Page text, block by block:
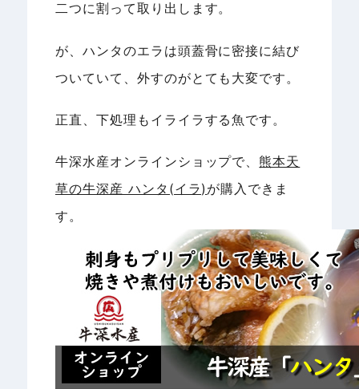
二つに割って取り出します。
が、ハンタのエラは頭蓋骨に密接に結び
ついていて、外すのがとても大変です。
正直、下処理もイライラする魚です。
牛深水産オンラインショップで、 熊本天
草の牛深産 ハンタ(イラ) が購入できま
す。